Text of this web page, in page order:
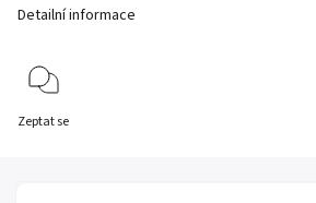
Detailní informace
Zeptat se